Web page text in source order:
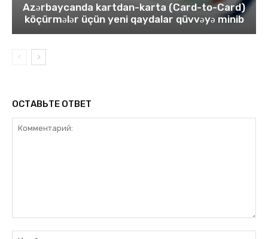
Azərbaycanda kartdan-karta (Card-to-Card)
köçürmələr üçün yeni qaydalar qüvvəyə minib
ОСТАВЬТЕ ОТВЕТ